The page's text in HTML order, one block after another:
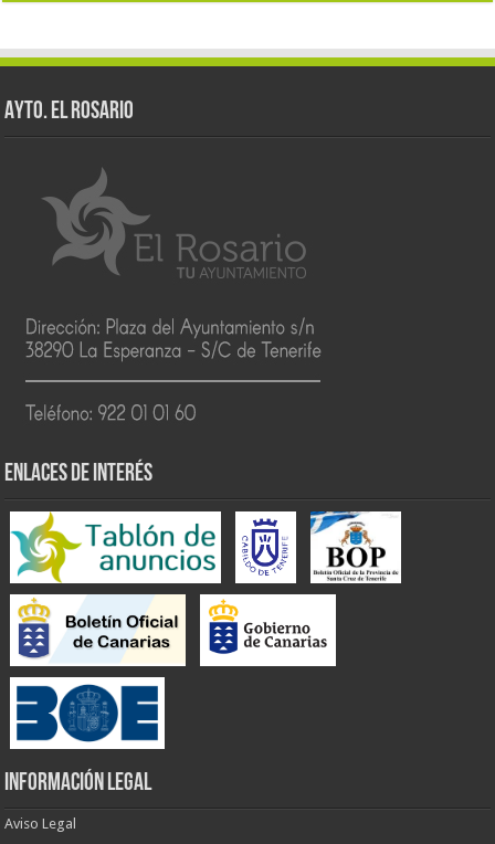
AYTO. EL ROSARIO
ENLACES DE INTERÉS
INFORMACIÓN LEGAL
Aviso Legal